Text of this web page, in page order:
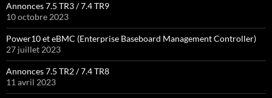
Annonces 7.5 TR3 / 7.4 TR9
10 octobre 2023
Power10 et eBMC (Enterprise Baseboard Management Controller)
27 juillet 2023
Annonces 7.5 TR2 / 7.4 TR8
11 avril 2023